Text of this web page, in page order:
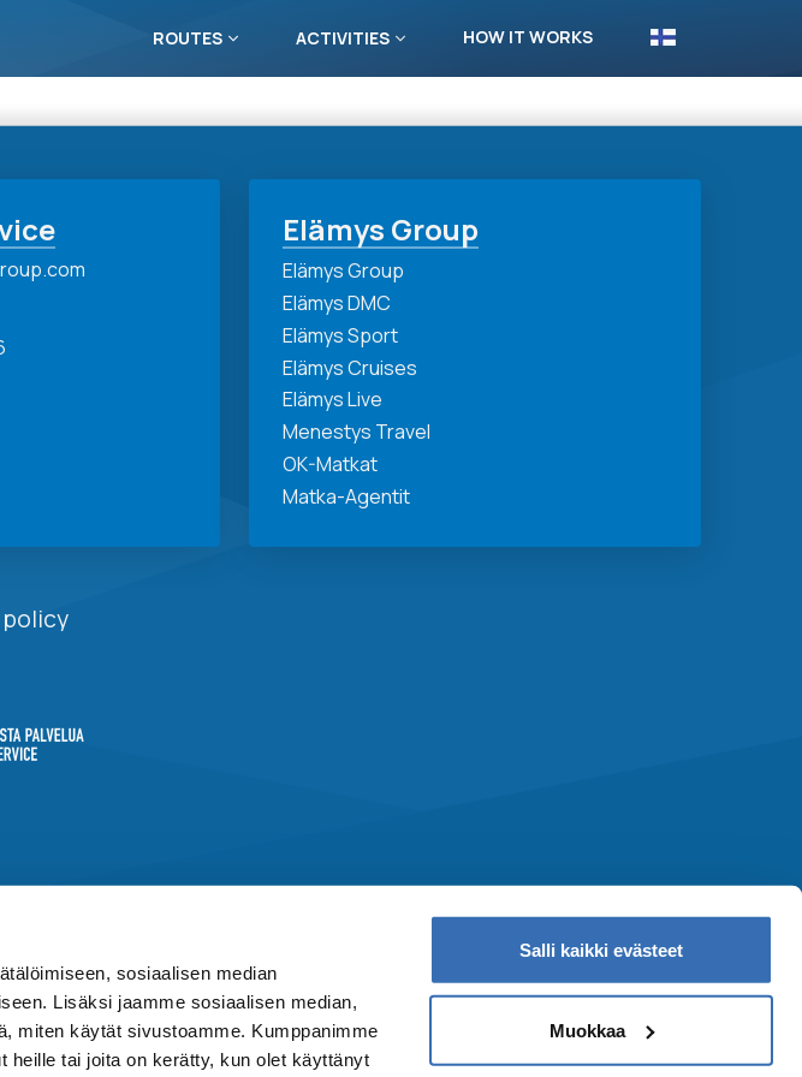
sosiaalisen median
Lisäksi jaamme sosiaalisen median,
miten käytät sivustoamme. Kumppanimme
heille tai joita on kerätty, kun olet käyttänyt
Salli kaikki evästeet
Muokkaa
ROUTES ACTIVITIES HOW IT WORKS
Elämys Group
Elämys Group
Elämys DMC
Elämys Sport
Elämys Cruises
Elämys Live
Menestys Travel
OK-Matkat
Matka-Agentit
policy